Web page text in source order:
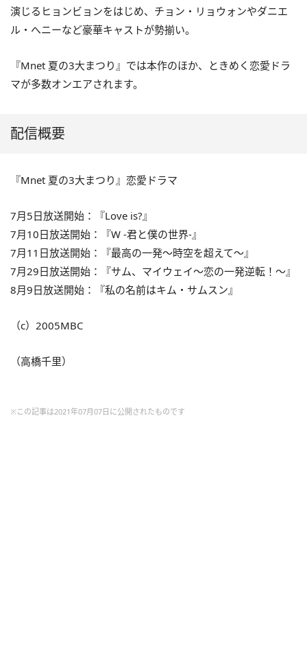
演じるヒョンビョンをはじめ、チョン・リョウォンやダニエ
ル・へニーなど豪華キャストが勢揃い。
『Mnet 夏の3大まつり』では本作のほか、ときめく恋愛ドラ
マが多数オンエアされます。
配信概要
『Mnet 夏の3大まつり』恋愛ドラマ
7月5日放送開始：『Love is?』
7月10日放送開始：『W -君と僕の世界-』
7月11日放送開始：『最高の一発〜時空を超えて〜』
7月29日放送開始：『サム、マイウェイ〜恋の一発逆転！〜』
8月9日放送開始：『私の名前はキム・サムスン』
（c）2005MBC
（高橋千里）
※この記事は2021年07月07日に公開されたものです